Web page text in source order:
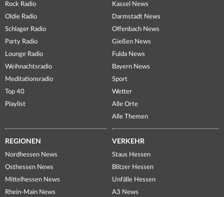
Rock Radio
Oldie Radio
Schlager Radio
Party Radio
Lounge Radio
Weihnachtsradio
Meditationsradio
Top 40
Playlist
Kassel News
Darmstadt News
Offenbach News
Gießen News
Fulda News
Bayern News
Sport
Wetter
Alle Orte
Alle Themen
REGIONEN
Nordhessen News
Osthessen News
Mittelhessen News
Rhein-Main News
VERKEHR
Staus Hessen
Blitzer Hessen
Unfälle Hessen
A3 News